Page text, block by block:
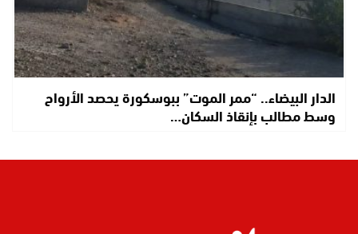
الدار البيضاء.. “ممر الموت” ببوسكورة يحصد الأرواح
وسط مطالب بإنقاذ السكان…